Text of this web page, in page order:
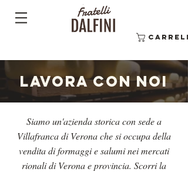
LAVORA CON NOI
Siamo un'azienda storica con sede a
Villafranca di Verona che si occupa della
vendita di formaggi e salumi nei mercati
rionali di Verona e provincia. Scorri la